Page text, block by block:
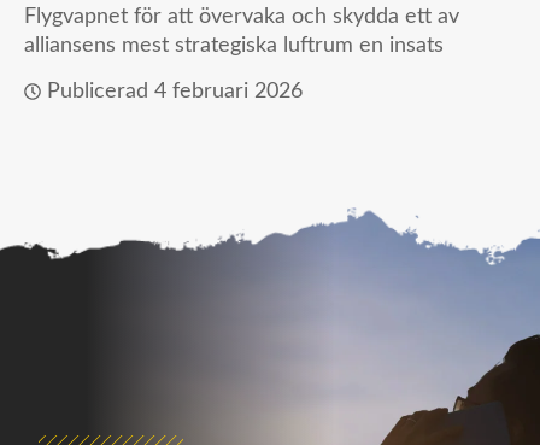
Flygvapnet för att övervaka och skydda ett av
alliansens mest strategiska luftrum en insats
Publicerad 4 februari 2026